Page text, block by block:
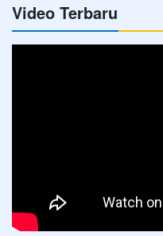
Video Terbaru